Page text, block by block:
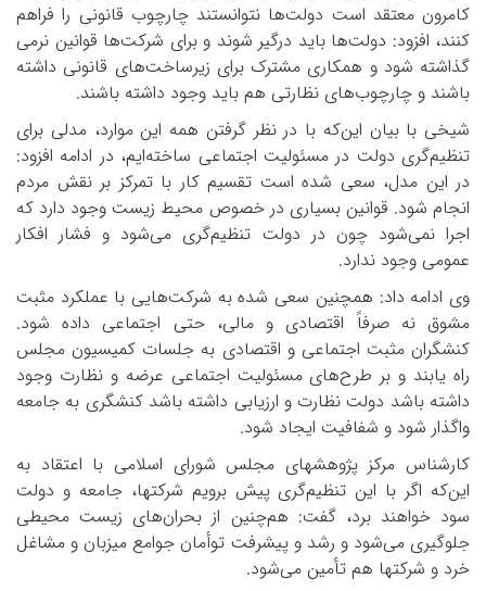
کامرون معتقد است دولت‌ها نتوانستند چارچوب قانونی را فراهم
کنند، افزود: دولت‌ها باید درگیر شوند و برای شرکت‌ها قوانین نرمی
گذاشته شود و همکاری مشترک برای زیرساخت‌های قانونی داشته
باشند و چارچوب‌های نظارتی هم باید وجود داشته باشند.
شیخی با بیان این‌که با در نظر گرفتن همه این موارد، مدلی برای
تنظیم‌‌گری دولت در مسئولیت اجتماعی ساخته‌ایم، در ادامه افزود:
در این مدل، سعی شده است تقسیم کار با تمرکز بر نقش مردم
انجام شود. قوانین بسیاری در خصوص محیط زیست وجود دارد که
اجرا نمی‌شود چون در دولت تنظیم‌گری می‌شود و فشار افکار
عمومی وجود ندارد.
وی ادامه داد: هم­چنین سعی شده به شرکت‌هایی با عملکرد مثبت
مشوق نه صرفاً اقتصادی و مالی، حتی اجتماعی داده شود.
کنشگران مثبت اجتماعی و اقتصادی به جلسات کمیسیون مجلس
راه ‌یابند و بر طرح‌های مسئولیت اجتماعی عرضه و نظارت وجود
داشته باشد دولت نظارت و ارزیابی داشته باشد کنشگری به جامعه
واگذار شود و شفافیت ایجاد شود.
کارشناس مرکز پژوهش­های مجلس شورای اسلامی با اعتقاد به
این‌که اگر با این تنظیم‌گری پیش برویم شرکت­ها، جامعه و دولت
سود خواهند برد، گفت: هم‌چنین از بحران‌های زیست محیطی
جلوگیری می‌شود و رشد و پیشرفت توأمان جوامع میزبان و مشاغل
خرد و شرکت­ها هم تأمین می‌شود.